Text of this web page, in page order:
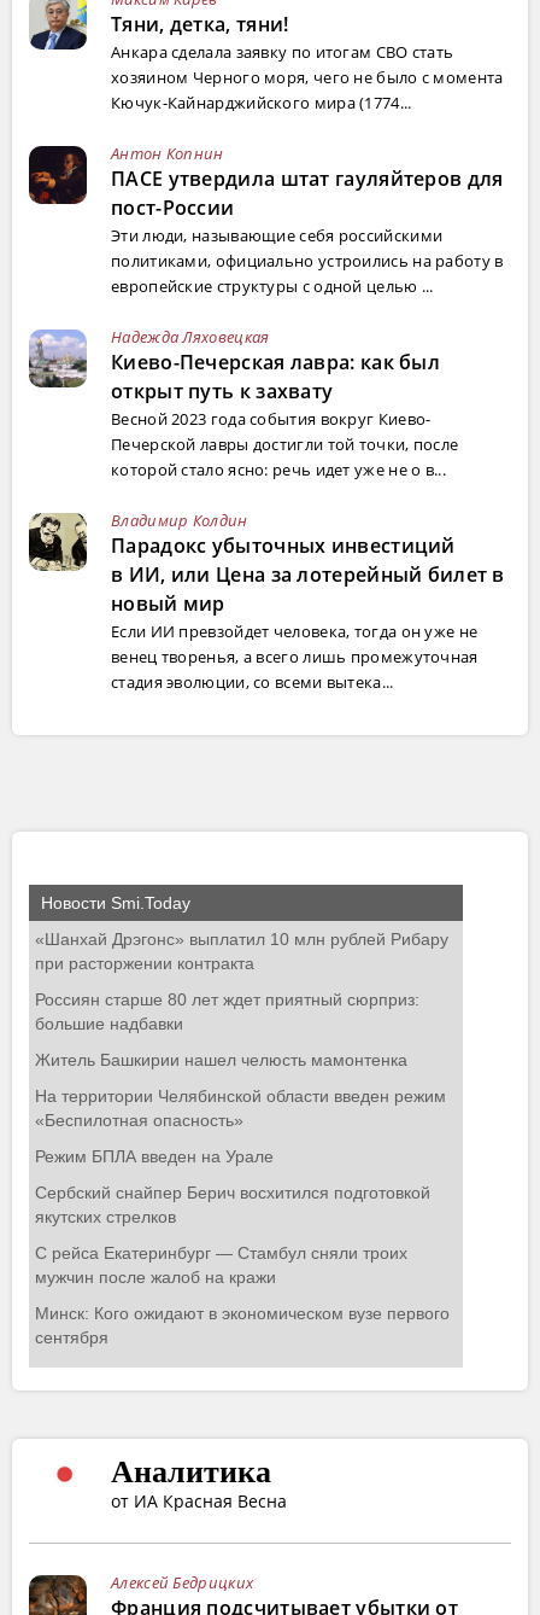
Тяни, детка, тяни!
Анкара сделала заявку по итогам СВО стать
хозяином Черного моря, чего не было с момента
Кючук-Кайнарджийского мира (1774...
Антон Копнин
ПАСЕ утвердила штат гауляйтеров для
пост-России
Эти люди, называющие себя российскими
политиками, официально устроились на работу в
европейские структуры с одной целью ...
Надежда Ляховецкая
Киево-Печерская лавра: как был
открыт путь к захвату
Весной 2023 года события вокруг Киево-
Печерской лавры достигли той точки, после
которой стало ясно: речь идет уже не о в...
Владимир Колдин
Парадокс убыточных инвестиций
в ИИ, или Цена за лотерейный билет в
новый мир
Если ИИ превзойдет человека, тогда он уже не
венец творенья, а всего лишь промежуточная
стадия эволюции, со всеми вытека...
Аналитика
от ИА Красная Весна
Алексей Бедрицких
Франция подсчитывает убытки от